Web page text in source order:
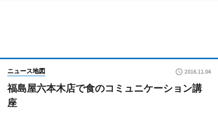
ニュース地図 2016.11.04
福島屋六本木店で食のコミュニケーション講
座